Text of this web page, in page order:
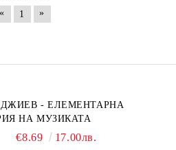
«
1 »
- ЕЛЕМЕНТАРНА
НА МУЗИКАТА
€8.69 17.00лв.